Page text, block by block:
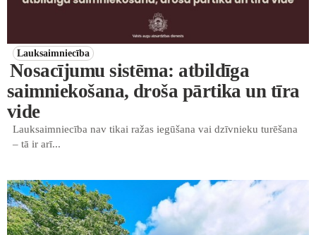
Lauksaimniecība
Nosacījumu sistēma: atbildīga
saimniekošana, droša pārtika un tīra
vide
Lauksaimniecība nav tikai ražas iegūšana vai dzīvnieku turēšana
– tā ir arī...